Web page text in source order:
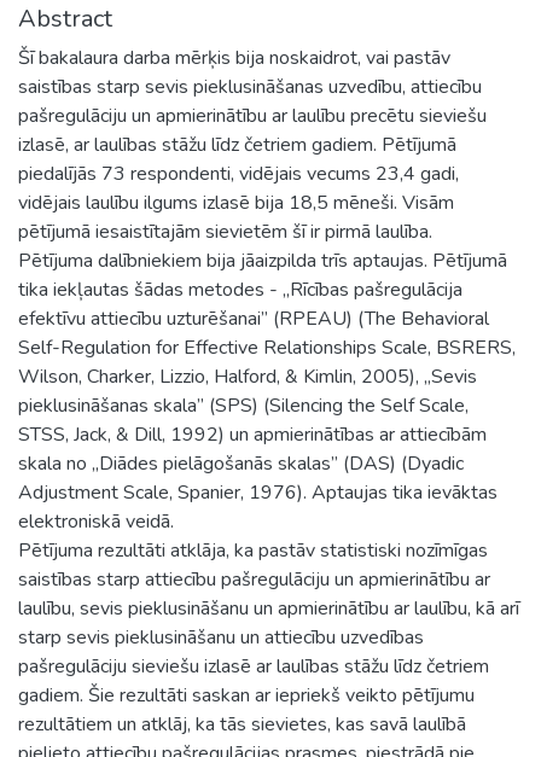
Abstract
Šī bakalaura darba mērķis bija noskaidrot, vai pastāv
saistības starp sevis pieklusināšanas uzvedību, attiecību
pašregulāciju un apmierinātību ar laulību precētu sieviešu
izlasē, ar laulības stāžu līdz četriem gadiem. Pētījumā
piedalījās 73 respondenti, vidējais vecums 23,4 gadi,
vidējais laulību ilgums izlasē bija 18,5 mēneši. Visām
pētījumā iesaistītajām sievietēm šī ir pirmā laulība.
Pētījuma dalībniekiem bija jāaizpilda trīs aptaujas. Pētījumā
tika iekļautas šādas metodes - „Rīcības pašregulācija
efektīvu attiecību uzturēšanai” (RPEAU) (The Behavioral
Self-Regulation for Effective Relationships Scale, BSRERS,
Wilson, Charker, Lizzio, Halford, & Kimlin, 2005), „Sevis
pieklusināšanas skala” (SPS) (Silencing the Self Scale,
STSS, Jack, & Dill, 1992) un apmierinātības ar attiecībām
skala no „Diādes pielāgošanās skalas” (DAS) (Dyadic
Adjustment Scale, Spanier, 1976). Aptaujas tika ievāktas
elektroniskā veidā.
Pētījuma rezultāti atklāja, ka pastāv statistiski nozīmīgas
saistības starp attiecību pašregulāciju un apmierinātību ar
laulību, sevis pieklusināšanu un apmierinātību ar laulību, kā arī
starp sevis pieklusināšanu un attiecību uzvedības
pašregulāciju sieviešu izlasē ar laulības stāžu līdz četriem
gadiem. Šie rezultāti saskan ar iepriekš veikto pētījumu
rezultātiem un atklāj, ka tās sievietes, kas savā laulībā